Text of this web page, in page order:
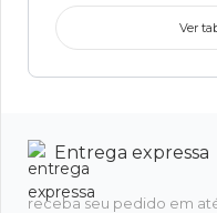
Ver
Entrega expressa
receba seu pedido em